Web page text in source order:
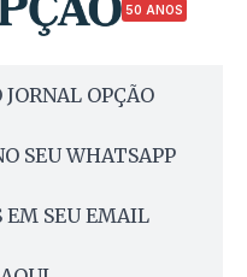
50 ANOS
OPÇÃO
SEU WHATSAPP
EM SEU EMAIL